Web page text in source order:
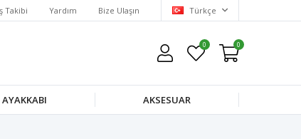
Takibi Yardım Bize Ulaşın Türkçe
0 0
AYAKKABI AKSESUAR